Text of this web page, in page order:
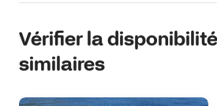
Vérifier la
similaires